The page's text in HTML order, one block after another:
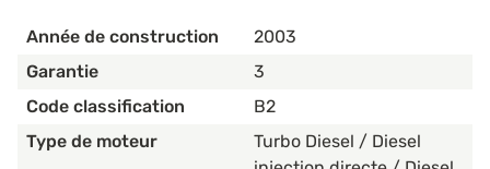
Année de construction
2003
Garantie
3
Code classification
B2
Type de moteur
Turbo Diesel / Diesel